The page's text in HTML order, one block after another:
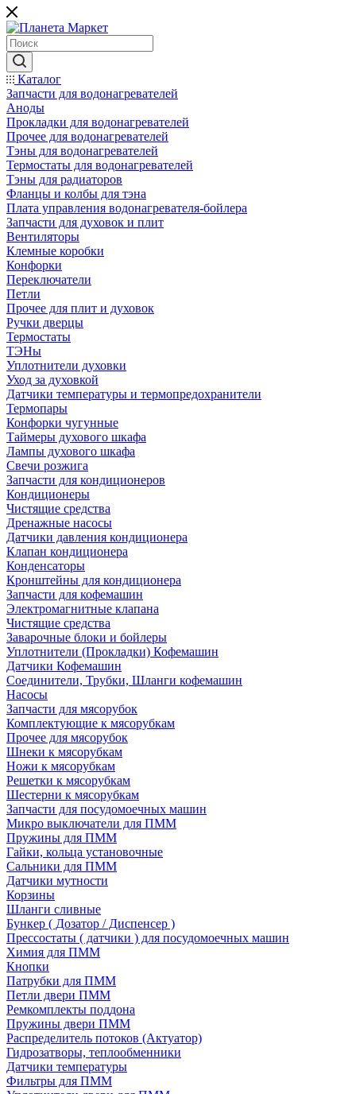
Каталог
Запчасти для водонагревателей
Аноды
Прокладки для водонагревателей
Прочее для водонагревателей
Тэны для водонагревателей
Термостаты для водонагревателей
Тэны для радиаторов
Фланцы и колбы для тэна
Плата управления водонагревателя-бойлера
Запчасти для духовок и плит
Вентиляторы
Клемные коробки
Конфорки
Переключатели
Петли
Прочее для плит и духовок
Ручки дверцы
Термостаты
ТЭНы
Уплотнители духовки
Уход за духовкой
Датчики температуры и термопредохранители
Термопары
Конфорки чугунные
Таймеры духового шкафа
Лампы духового шкафа
Свечи розжига
Запчасти для кондиционеров
Кондиционеры
Чистящие средства
Дренажные насосы
Датчики давления кондиционера
Клапан кондиционера
Конденсаторы
Кронштейны для кондиционера
Запчасти для кофемашин
Электромагнитные клапана
Чистящие средства
Заварочные блоки и бойлеры
Уплотнители (Прокладки) Кофемашин
Датчики Кофемашин
Соединители, Трубки, Шланги кофемашин
Насосы
Запчасти для мясорубок
Комплектующие к мясорубкам
Прочее для мясорубок
Шнеки к мясорубкам
Ножи к мясорубкам
Решетки к мясорубкам
Шестерни к мясорубкам
Запчасти для посудомоечных машин
Микро выключатели для ПММ
Пружины для ПММ
Гайки, кольца установочные
Сальники для ПММ
Датчики мутности
Корзины
Шланги сливные
Бункер ( Дозатор / Диспенсер )
Прессостаты ( датчики ) для посудомоечных машин
Химия для ПММ
Кнопки
Патрубки для ПММ
Петли двери ПММ
Ремкомплекты поддона
Пружины двери ПММ
Распределитель потоков (Актуатор)
Гидрозатворы, теплообменники
Датчики температуры
Фильтры для ПММ